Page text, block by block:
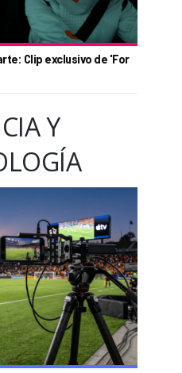
Clip exclusivo de 'For
Y